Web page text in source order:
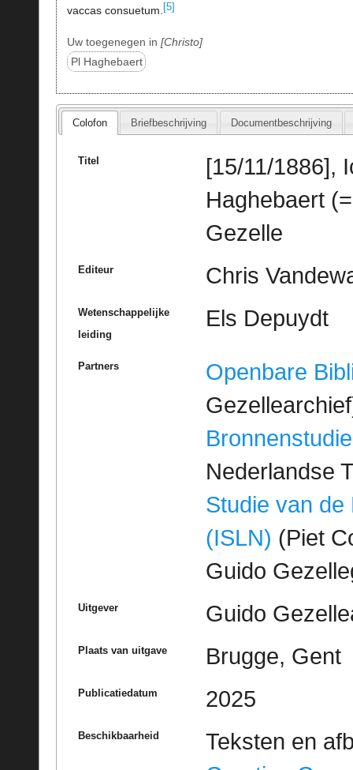
vaccas consuetum. [5]
Uw toegenegen in Christo
Pl Haghebaert
Colofon Briefbeschrijving Documentbeschrijving
Titel
[15/11/1886],
Haghebaert
Gezelle
Editeur Chris
Wetenschappelijke
leiding
Els Depuydt
Partners
Openbare
Bronnenstudie
Nederlandse
Studie van de
(ISLN) (Piet
Guido
Uitgever Guido
Plaats van uitgave Brugge, Gent
Publicatiedatum 2025
Beschikbaarheid
Teksten en